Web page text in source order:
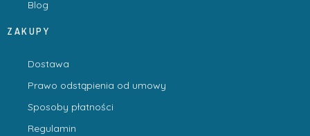
Blog
ZAKUPY
Dostawa
Prawo odstąpienia od umowy
Sposoby płatności
Regulamin